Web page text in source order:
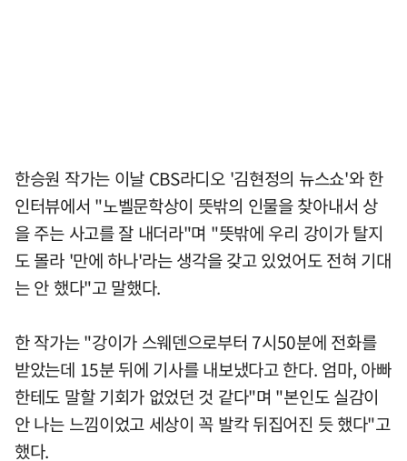
한승원 작가는 이날 CBS라디오 '김현정의 뉴스쇼'와 한
인터뷰에서 "노벨문학상이 뜻밖의 인물을 찾아내서 상
을 주는 사고를 잘 내더라"며 "뜻밖에 우리 강이가 탈지
도 몰라 '만에 하나'라는 생각을 갖고 있었어도 전혀 기대
는 안 했다"고 말했다.
한 작가는 "강이가 스웨덴으로부터 7시50분에 전화를
받았는데 15분 뒤에 기사를 내보냈다고 한다. 엄마, 아빠
한테도 말할 기회가 없었던 것 같다"며 "본인도 실감이
안 나는 느낌이었고 세상이 꼭 발칵 뒤집어진 듯 했다"고
했다.